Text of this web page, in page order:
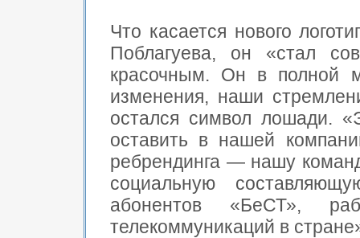
Что касается нового
Поблагуева, он «стал
красочным. Он в полной
изменения, наши
остался символ лошади.
оставить в нашей
ребрендинга — нашу
социальную
абонентов «БеСТ»,
телекоммуникаций в